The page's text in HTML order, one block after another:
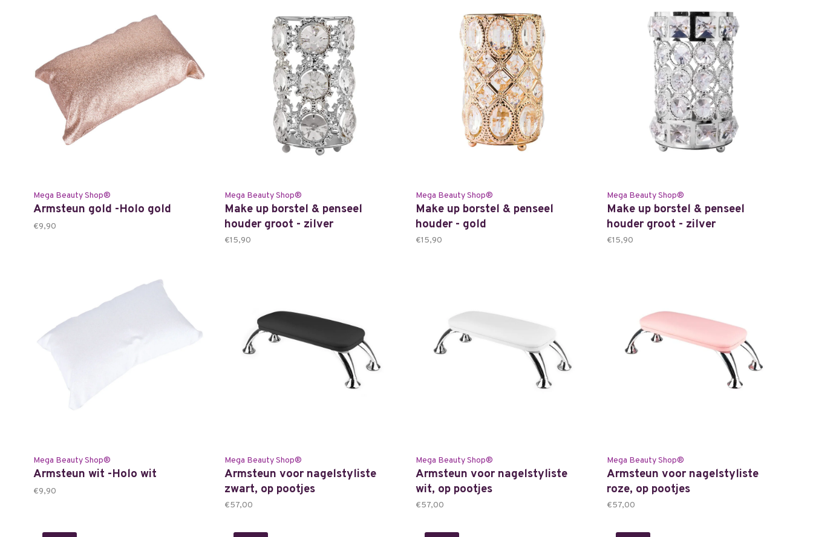
Mega Beauty Shop®
Armsteun gold -Holo gold
€9,90
Mega Beauty Shop®
Make up borstel & penseel
houder groot - zilver
€15,90
Mega Beauty Shop®
Make up borstel & penseel
houder - gold
€15,90
Mega Beauty Shop®
Make up borstel & penseel
houder groot - zilver
€15,90
Mega Beauty Shop®
Armsteun wit -Holo wit
€9,90
Mega Beauty Shop®
Armsteun voor nagelstyliste
zwart, op pootjes
€57,00
Mega Beauty Shop®
Armsteun voor nagelstyliste
wit, op pootjes
€57,00
Mega Beauty Shop®
Armsteun voor nagelstyliste
roze, op pootjes
€57,00